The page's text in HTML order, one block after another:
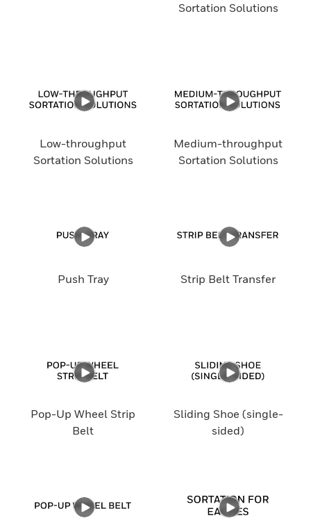
Sortation Solutions
Low-throughput
Sortation Solutions
Medium-throughput
Sortation Solutions
Push Tray Strip Belt Transfer
Pop-Up Wheel Strip
Belt
Sliding Shoe (single-
sided)